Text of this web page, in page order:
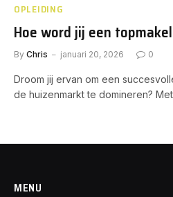
OPLEIDING
Hoe word jij een
By Chris januari 20, 2026 0
Droom jij ervan om een
de huizenmarkt te domineren?
MENU